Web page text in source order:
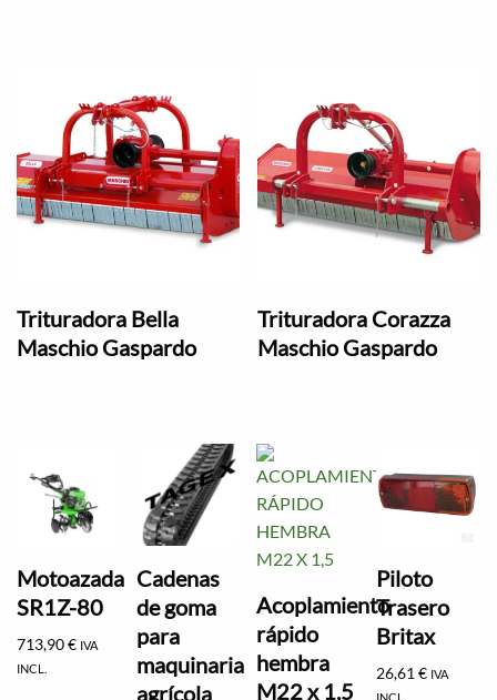
Trituradora Bella
Maschio Gaspardo
Trituradora Corazza
Maschio Gaspardo
Motoazada
SR1Z-80
713,90€ IVA
INCL.
Cadenas
de goma
para
maquinaria
agrícola
Acoplamiento
rápido
hembra
M22 x 1,5
Piloto
Trasero
Britax
26,61€ IVA
INCL.